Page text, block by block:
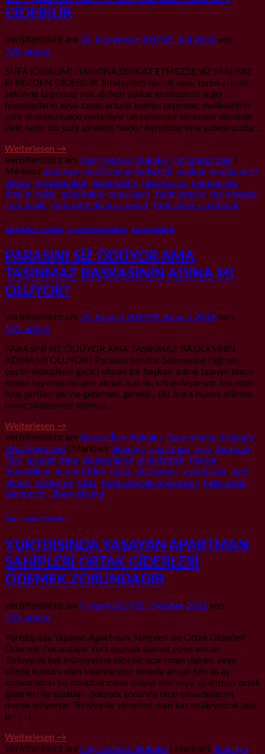
GİDEBİLİR
Veröffentlicht am 18. November 201725. Juli 2018 von
123_admin
ŞUFA (ÖNALIM) HAKKINA DİKKAT ETMEZSENİZ MALINIZ
ELİNİZDEN GİDEBİLİR Türkiye’den hisseli veya tarım arazisi
şeklinde taşınmaz mal alırken dikkat etmezseniz diğer
hissedarların veya tarım arazisi komşu taşınmaz maliklerinin
şufa (önalım) hakkı nedeniyle taşınmazınız elinizden alınabilir..
Peki nedir bu şufa (önalım) hakkı? Ayrıntılar kısa videomuzda…
Weiterlesen →
Veröffentlicht am Gayrımenkul Hukuku, Uncategorized
Markiert almanya, anteil von grundstück, avukat, avukat serif
yilmaz, gayrimenkul , grundstück, hisseli arsa, immobilien,
önalim hakki, şufa hakkı, tapu devri, tarim arazisi, taşınmazda
şufa hakkı, türkische Rechtsanwalt, türkisches sachrecht
Alacak/İcra Hukuku Gayrımenkul Hukuku Uncategorized
PARASINI SİZ ÖDÜYOR AMA
TAŞINMAZ BAŞKASININ ADINA MI
OLUYOR?
Veröffentlicht am 25. August 201719. August 2018 von
123_admin
PARASINI SİZ ÖDÜYOR AMA TAŞINMAZ BAŞKASININ
ADINA MI OLUYOR? Parasını kendisi ödemesine rağmen
çeşitli sebeplerle geçici olarak bir başkası adına tapuya tescil
edilen taşınmazını geri almak için bu vatandaşımızın önceden
bazı şartları yerine getirmesi gerekir.. Biz buna hukuk dilinde
inanç sözleşmesi diyoruz..
Weiterlesen →
Veröffentlicht am Alacak/İcra Hukuku, Gayrımenkul Hukuku,
Uncategorized
Markiert almanya, apartman, arsa, Avrupali
Türk, avukat, bina, deutschland, grundstück, havale,
immobilien, in der türkei, inanç sözleşmesi, osnabrück, serif
yilmaz, sözlesme, tarla, türkische Rechtsanwalt, türkisches
sachrecht, überweisung
Gayrımenkul Hukuku
YURTDIŞINDA YAŞAYAN APARTMAN
SAHİPLERİ ORTAK GİDERLERİ
ÖDEMEK ZORUNDADIR
Veröffentlicht am 9. April 201715. Oktober 2022 von
123_admin
Yurtdışında Yaşayan Apartman Sahipleri de Ortak Giderleri
Ödemek Zorundadır Yurt dışında ikamet eden ancak
Türkiye’de kat mülkiyetine tabi bir apartman dairesi veya
sitede konutu olan insanlarımız senede ancak biri iki ay
kullandıkları bu konutlarından dolayı site veya apartman ortak
giderleri ile aidatları ödemek zorunda olup olmadıklarını
merak ediyorlar. Türkiye’de yönetimi olan kat mülkiyetine tabi
bir […]
Weiterlesen →
Veröffentlicht am Gayrımenkul Hukuku Markiert almanya,